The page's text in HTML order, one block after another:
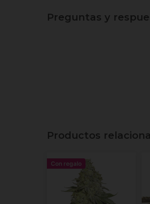
Preguntas y
Productos
Con regalo